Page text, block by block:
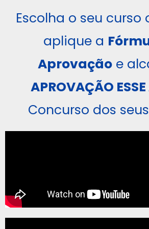
Escolha o seu curso
aplique a
Aprovação e
APROVAÇÃO
Concurso dos